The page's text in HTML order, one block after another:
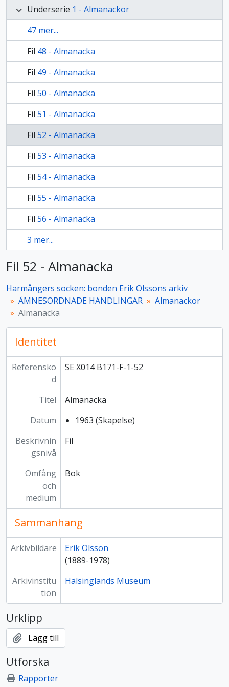
Underserie 1 - Almanackor
47 mer...
Fil 48 - Almanacka
Fil 49 - Almanacka
Fil 50 - Almanacka
Fil 51 - Almanacka
Fil 52 - Almanacka
Fil 53 - Almanacka
Fil 54 - Almanacka
Fil 55 - Almanacka
Fil 56 - Almanacka
3 mer...
Fil 52 - Almanacka
Harmångers socken: bonden Erik Olssons arkiv
ÄMNESORDNADE HANDLINGAR
Almanackor
Almanacka
Identitet
Referensko
d
SE X014 B171-F-1-52
Titel
Almanacka
Datum
1963 (Skapelse)
Beskrivnin
gsnivå
Fil
Omfång
och
medium
Bok
Sammanhang
Arkivbildare
Erik Olsson
(1889-1978)
Arkivinstitu
tion
Hälsinglands Museum
Urklipp
Lägg till
Utforska
Rapporter